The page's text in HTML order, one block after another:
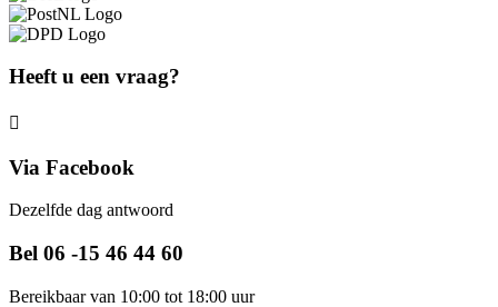
Heeft u een vraag?
Via Facebook
Dezelfde dag antwoord
Bel 06 -15 46 44 60
Bereikbaar van 10:00 tot 18:00 uur